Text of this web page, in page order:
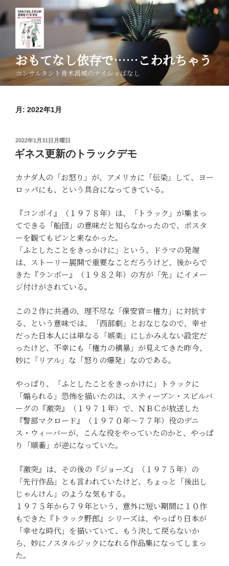
ン
テ
へ
ス
おもてなし依存で……こわれちゃう
コンサルタント青木昌城のナイショばなし
月: 2022年1月
投
稿
日:
2022年1月31日月曜日
ギネス更新のトラックデモ
カナダ人の「お怒り」が、アメリカに「伝染」して、ヨー
ロッパにも、という具合になってきている。
『コンボイ』（１９７８年）は、「トラック」が集まっ
てできる「船団」の意味だと知らなかったので、ポスタ
ーを観てもピンと来なかった。
「ふとしたことをきっかけに」という、ドラマの発端
は、ストーリー展開で重要なことだろうけど、後からで
きた『ランボー』（１９８２年）の方が「先」にイメー
ジ付けがされている。
この２作に共通の、理不尽な「保安官＝権力」に対抗す
る、という意味では、「西部劇」とおなじなので、幸せ
だった日本人には単なる「娯楽」にしかみえない設定だ
ったけど、不幸にも「権力の横暴」が見えてきた昨今、
妙に「リアル」な「怒りの爆発」なのである。
やっぱり、「ふとしたことをきっかけに」トラックに
「煽られる」恐怖を描いたのは、スティーブン・スピルバ
ーグの『激突』（１９７１年）で、ＮＢＣが放送した
『警部マクロード』（１９７０年～７７年）役のデニ
ス・ウィーバーが、こんな役をやっていたのかと、やっぱ
り「順番」が逆になっていた。
『激突』は、その後の『ジョーズ』（１９７５年）の
「先行作品」とも言われていたけど、ちょっと「後出し
じゃんけん」のような気もする。
１９７５年から７９年という、意外に短い期間に１０作
もできた『トラック野郎』シリーズは、やっぱり日本が
「幸せな時代」を描いていて、もう決して戻らないか
ら、妙にノスタルジックになれる作品集になってしまっ
た。